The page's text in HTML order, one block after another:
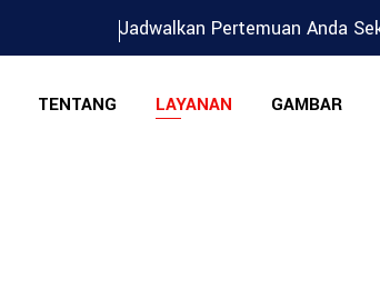
Jadwalkan Pertemuan Anda
TENTANG LAYANAN GAMBAR